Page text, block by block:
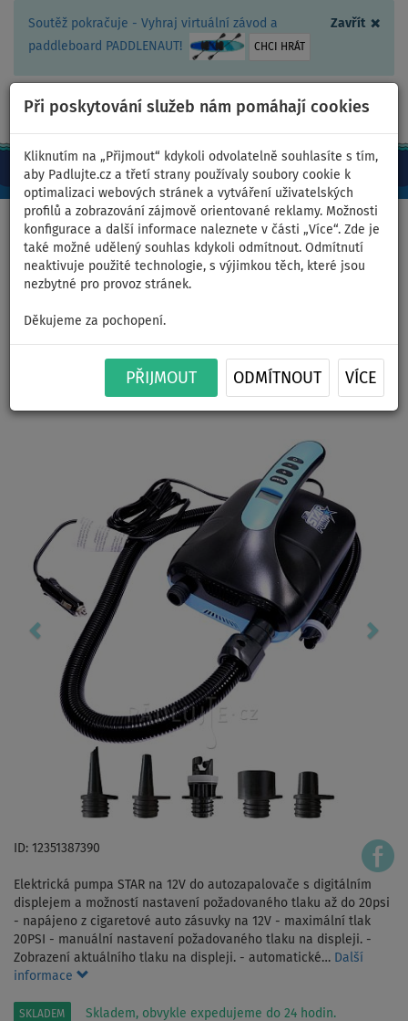
Zavřít ×
Soutěž pokračuje - Vyhraj virtuální závod a
paddleboard PADDLENAUT!
CHCI HRÁT
Při poskytování služeb nám pomáhají cookies
Kliknutím na „Přijmout“ kdykoli odvolatelně souhlasíte s tím,
aby Padlujte.cz a třetí strany používaly soubory cookie k
optimalizaci webových stránek a vytváření uživatelských
profilů a zobrazování zájmově orientované reklamy. Možnosti
konfigurace a další informace naleznete v části „Více“. Zde je
také možné udělený souhlas kdykoli odmítnout. Odmítnutí
neaktivuje použité technologie, s výjimkou těch, které jsou
nezbytné pro provoz stránek.
Děkujeme za pochopení.
PŘIJMOUT ODMÍTNOUT VÍCE
CZ/Kč +420 467 409 090 0ks
Domů >Příslušenství >Pumpy >Elektrické
Elektrická pumpa STAR 8 12V
do 20PSI pro paddleboardy
ID: 12351387390
Elektrická pumpa STAR na 12V do autozapalovače s digitálním
displejem a možností nastavení požadovaného tlaku až do 20psi
- napájeno z cigaretové auto zásuvky na 12V - maximální tlak
20PSI - manuální nastavení požadovaného tlaku na displeji. -
Zobrazení aktuálního tlaku na displeji. - automatické… Další
informace
SKLADEM Skladem, obvykle expedujeme do 24 hodin.